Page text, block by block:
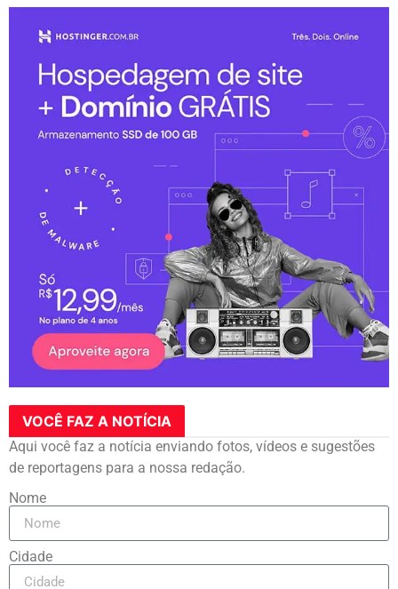
VOCÊ FAZ A NOTÍCIA
Aqui você faz a notícia enviando fotos, vídeos e sugestões
de reportagens para a nossa redação.
Nome
Cidade